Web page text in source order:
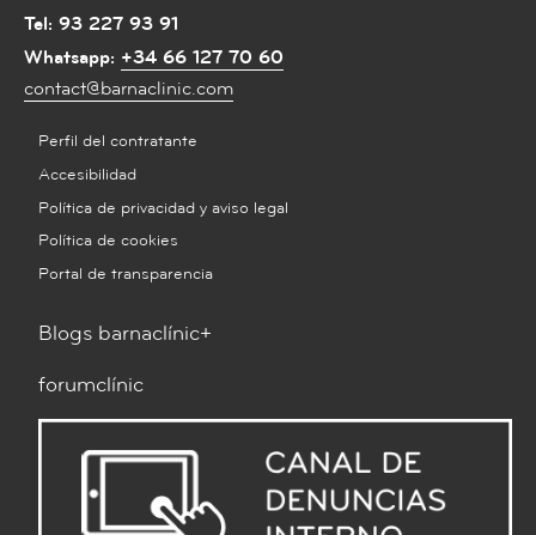
Tel: 93 227 93 91
Whatsapp: +34 66 127 70 60
contact@barnaclinic.com
Perfil del contratante
Accesibilidad
Política de privacidad y aviso legal
Política de cookies
Portal de transparencia
Blogs barnaclínic+
forumclínic